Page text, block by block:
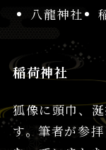
八龍神社
稲荷神社
狐像に頭巾、
す。筆者が参